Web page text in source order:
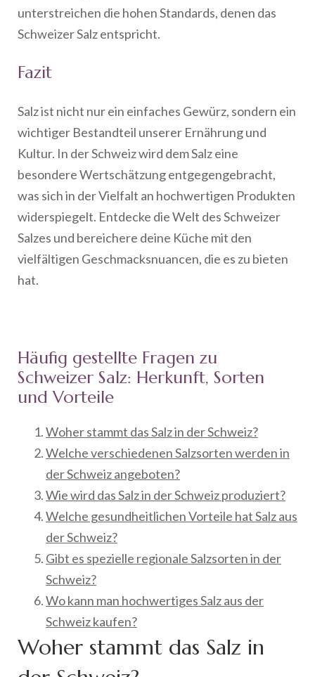
unterstreichen die hohen Standards, denen das
Schweizer Salz entspricht.
Fazit
Salz ist nicht nur ein einfaches Gewürz, sondern ein
wichtiger Bestandteil unserer Ernährung und
Kultur. In der Schweiz wird dem Salz eine
besondere Wertschätzung entgegengebracht,
was sich in der Vielfalt an hochwertigen Produkten
widerspiegelt. Entdecke die Welt des Schweizer
Salzes und bereichere deine Küche mit den
vielfältigen Geschmacksnuancen, die es zu bieten
hat.
Häufig gestellte Fragen zu
Schweizer Salz: Herkunft, Sorten
und Vorteile
Woher stammt das Salz in der Schweiz?
Welche verschiedenen Salzsorten werden in
der Schweiz angeboten?
Wie wird das Salz in der Schweiz produziert?
Welche gesundheitlichen Vorteile hat Salz aus
der Schweiz?
Gibt es spezielle regionale Salzsorten in der
Schweiz?
Wo kann man hochwertiges Salz aus der
Schweiz kaufen?
Woher stammt das Salz in